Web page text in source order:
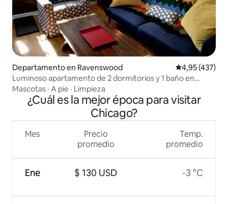
Departamento en Ravenswood Calificación
4,95 (437)
Luminoso apartamento de 2 dormitorios y 1 baño en
Lincoln Square ideal para familias
Mascotas · A pie · Limpieza
¿Cuál es la mejor época para visitar
Chicago?
Mes
Ene
Precio
promedio
$ 130 USD
Temp.
promedio
-3 °C